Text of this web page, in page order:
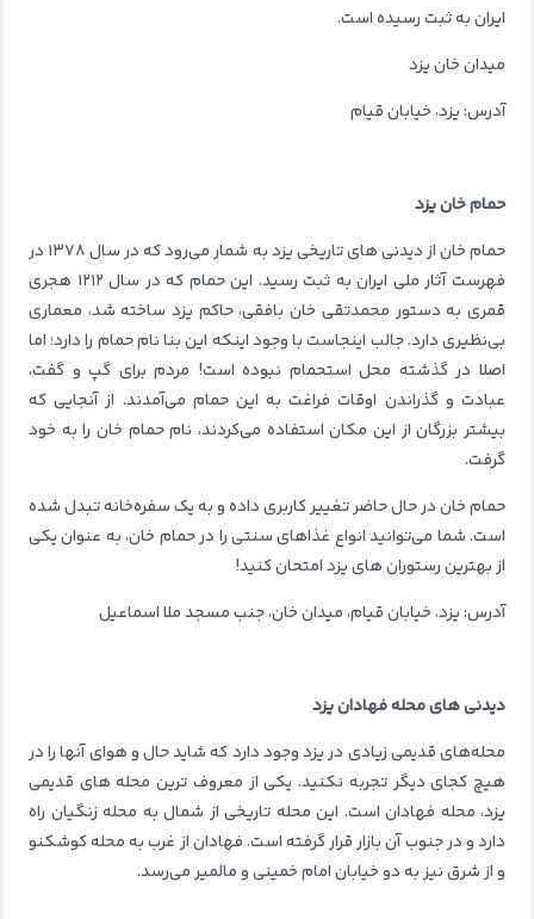
ایران به ثبت رسیده است.
میدان خان یزد
آدرس: یزد، خیابان قیام
حمام خان یزد
حمام خان از دیدنی های تاریخی یزد به شمار می‌رود که در سال ۱۳۷۸ در
فهرست آثار ملی ایران به ثبت رسید. این حمام که در سال ۱۲۱۲ هجری
قمری به دستور محمدتقی خان بافقی، حاکم یزد ساخته شد، معماری
بی‌نظیری دارد. جالب اینجاست با وجود اینکه این بنا نام حمام را دارد؛ اما
اصلا در گذشته محل استحمام نبوده است! مردم برای گپ و گفت،
عبادت و گذراندن اوقات فراغت به این حمام می‌آمدند. از آنجایی که
بیشتر بزرگان از این مکان استفاده می‌کردند، نام حمام خان را به خود
گرفت.
حمام خان در حال حاضر تغییر کاربری داده و به یک سفره‌خانه تبدل شده
است. شما می‌توانید انواع غذاهای سنتی را در حمام خان، به عنوان یکی
از بهترین رستوران های یزد امتحان کنید!
آدرس: یزد، خیابان قیام، میدان خان، جنب مسجد ملا اسماعیل
دیدنی های محله فهادان یزد
محله‌های قدیمی زیادی در یزد وجود دارد که شاید حال و هوای آنها را در
هیچ کجای دیگر تجربه نکنید. یکی از معروف ترین محله های قدیمی
یزد، محله فهادان است. این محله‌ تاریخی از شمال به محله زنگیان راه
دارد و در جنوب آن بازار قرار گرفته است. فهادان از غرب به محله کوشکنو
و از شرق نیز به دو خیابان امام خمینی و مالمیر می‌رسد.